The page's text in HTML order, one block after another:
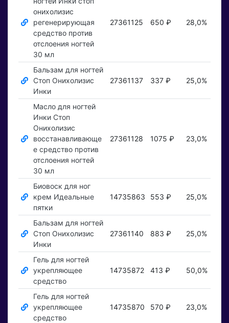
онихолизис
регенерирующая
средство против
отслоения ногтей
30 мл
27361125 650 ₽ 28,0%
Бальзам для ногтей
Стоп Онихолизис
Инки
27361137 337 ₽ 25,0%
Масло для ногтей
Инки Стоп
Онихолизис
восстанавливающе
е средство против
отслоения ногтей
30 мл
27361128 1075 ₽ 23,0%
Биовоск для ног
крем Идеальные
пятки
14735863 553 ₽ 25,0%
Бальзам для ногтей
Стоп Онихолизис
Инки
27361140 883 ₽ 25,0%
Гель для ногтей
укрепляющее
средство
14735872 413 ₽ 50,0%
Гель для ногтей
укрепляющее
средство
14735870 570 ₽ 23,0%